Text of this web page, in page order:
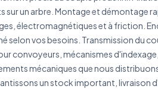
sur un arbre. Montage et démontage
électromagnétiques et à friction.
selon vos besoins. Transmission du
convoyeurs, mécanismes
mécaniques que nous
un stock important, livraison